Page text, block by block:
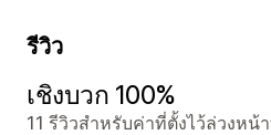
รีวิว
เชิงบวก 100%
11 รีวิวสำหรับค่าที่ตั้งไว้ล่วงหน้